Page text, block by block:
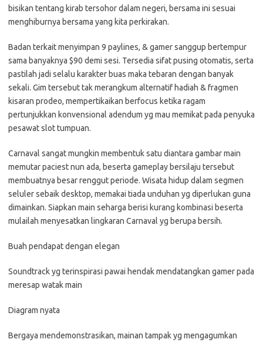
bisikan tentang kirab tersohor dalam negeri, bersama ini sesuai
menghiburnya bersama yang kita perkirakan.
Badan terkait menyimpan 9 paylines, & gamer sanggup bertempur
sama banyaknya $90 demi sesi. Tersedia sifat pusing otomatis, serta
pastilah jadi selalu karakter buas maka tebaran dengan banyak
sekali. Gim tersebut tak merangkum alternatif hadiah & fragmen
kisaran prodeo, mempertikaikan berfocus ketika ragam
pertunjukkan konvensional adendum yg mau memikat pada penyuka
pesawat slot tumpuan.
Carnaval sangat mungkin membentuk satu diantara gambar main
memutar paciest nun ada, beserta gameplay bersilaju tersebut
membuatnya besar renggut periode. Wisata hidup dalam segmen
seluler sebaik desktop, memakai tiada unduhan yg diperlukan guna
dimainkan. Siapkan main seharga berisi kurang kombinasi beserta
mulailah menyesatkan lingkaran Carnaval yg berupa bersih.
Buah pendapat dengan elegan
Soundtrack yg terinspirasi pawai hendak mendatangkan gamer pada
meresap watak main
Diagram nyata
Bergaya mendemonstrasikan, mainan tampak yg mengagumkan